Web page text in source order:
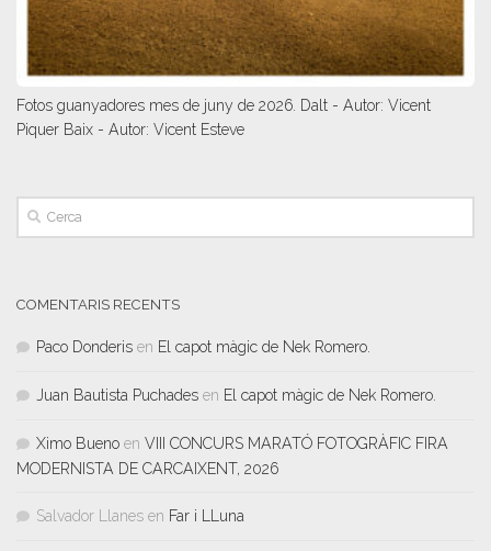
Fotos guanyadores mes de juny de 2026. Dalt - Autor: Vicent
Piquer Baix - Autor: Vicent Esteve
COMENTARIS RECENTS
Paco Donderis en El capot màgic de Nek Romero.
Juan Bautista Puchades en El capot màgic de Nek Romero.
Ximo Bueno en VIII CONCURS MARATÓ FOTOGRÀFIC FIRA
MODERNISTA DE CARCAIXENT, 2026
Salvador Llanes en Far i LLuna